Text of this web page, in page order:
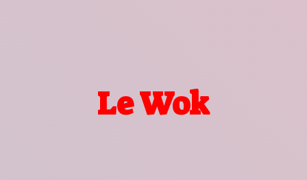
Le Wok